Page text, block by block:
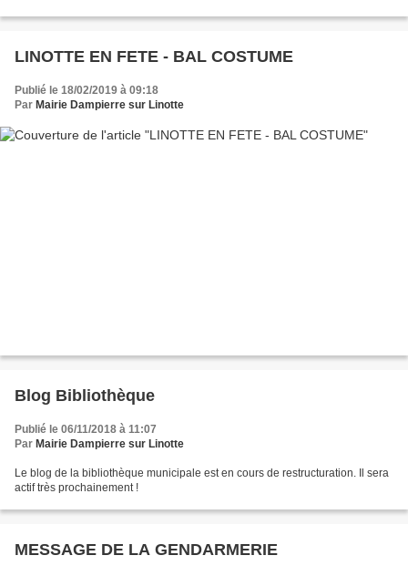
LINOTTE EN FETE - BAL COSTUME
Publié le 18/02/2019 à 09:18
Par Mairie Dampierre sur Linotte
Blog Bibliothèque
Publié le 06/11/2018 à 11:07
Par Mairie Dampierre sur Linotte
Le blog de la bibliothèque municipale est en cours de restructuration. Il sera
actif très prochainement !
MESSAGE DE LA GENDARMERIE